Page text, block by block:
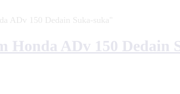
Blue Line
ADv 150 Dedain Suka-suka"
Honda ADv 150 Dedain